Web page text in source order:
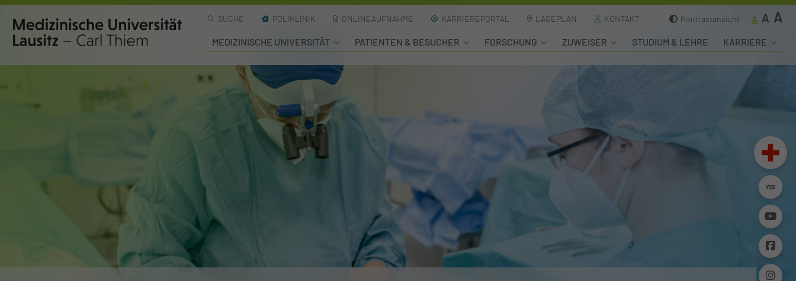
SUCHE POLIKLINIK ONLINEAUFNAHME KARRIEREPORTAL LAGEPLAN KONTAKT Kontrastansicht A A A
MEDIZINISCHE UNIVERSITÄT PATIENTEN & BESUCHER FORSCHUNG ZUWEISER STUDIUM & LEHRE KARRIERE